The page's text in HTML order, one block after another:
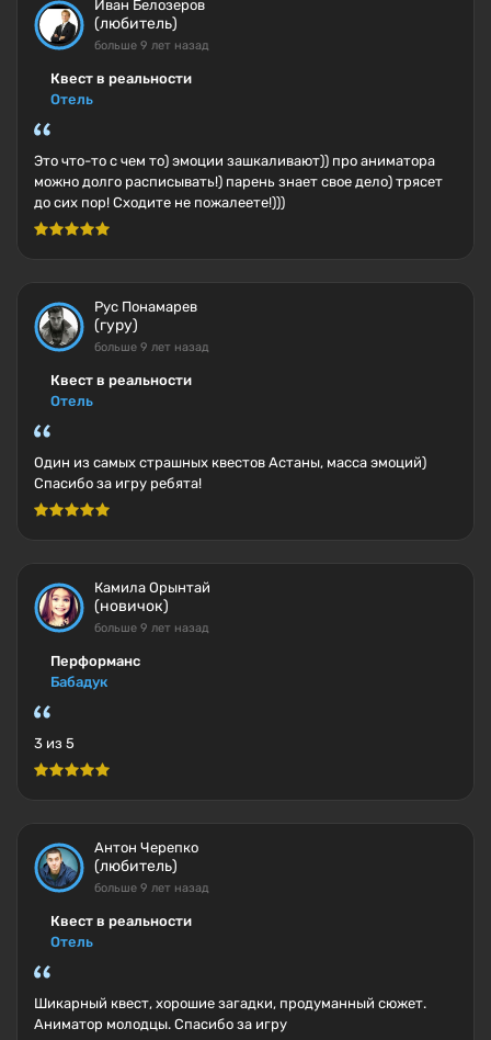
Иван Белозеров
(любитель)
больше 9 лет назад
Квест в реальности
Отель
Это что-то с чем то) эмоции зашкаливают)) про аниматора
можно долго расписывать!) парень знает свое дело) трясет
до сих пор! Сходите не пожалеете!)))
Рус Понамарев
(гуру)
больше 9 лет назад
Квест в реальности
Отель
Один из самых страшных квестов Астаны, масса эмоций)
Спасибо за игру ребята!
Камила Орынтай
(новичок)
больше 9 лет назад
Перформанс
Бабадук
3 из 5
Антон Черепко
(любитель)
больше 9 лет назад
Квест в реальности
Отель
Шикарный квест, хорошие загадки, продуманный сюжет.
Аниматор молодцы. Спасибо за игру